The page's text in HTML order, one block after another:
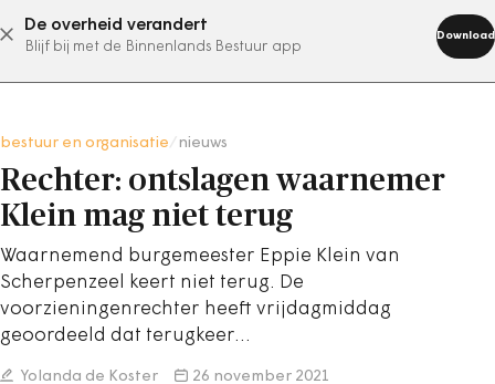
De overheid verandert
Blijf bij met de Binnenlands Bestuur app
Download
abonneer nu
bestuur en organisatie nieuws
Rechter: ontslagen waarnemer
Klein mag niet terug
Waarnemend burgemeester Eppie Klein van
Scherpenzeel keert niet terug. De
voorzieningenrechter heeft vrijdagmiddag
geoordeeld dat terugkeer…
Yolanda de Koster 26 november 2021